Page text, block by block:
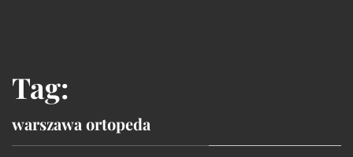
Tag:
warszawa ortopeda